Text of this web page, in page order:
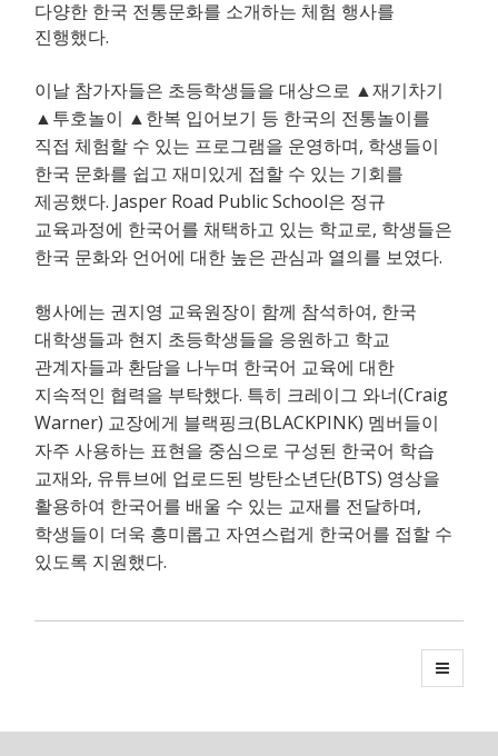
다양한 한국 전통문화를 소개하는 체험 행사를
진행했다.
이날 참가자들은 초등학생들을 대상으로 ▲ 재기차기
▲ 투호놀이 ▲ 한복 입어보기 등 한국의 전통놀이를
직접 체험할 수 있는 프로그램을 운영하며 , 학생들이
한국 문화를 쉽고 재미있게 접할 수 있는 기회를
제공했다. Jasper Road Public School은 정규
교육과정에 한국어를 채택하고 있는 학교로, 학생들은
한국 문화와 언어에 대한 높은 관심과 열의를 보였다.
행사에는 권지영 교육원장이 함께 참석하여 , 한국
대학생들과 현지 초등학생들을 응원하고 학교
관계자들과 환담을 나누며 한국어 교육에 대한
지속적인 협력을 부탁했다. 특히 크레이그 와너(Craig
Warner) 교장에게 블랙핑크(BLACKPINK) 멤버들이
자주 사용하는 표현을 중심으로 구성된 한국어 학습
교재와, 유튜브에 업로드된 방탄소년단(BTS) 영상을
활용하여 한국어를 배울 수 있는 교재를 전달하며 ,
학생들이 더욱 흥미롭고 자연스럽게 한국어를 접할 수
있도록 지원했다.